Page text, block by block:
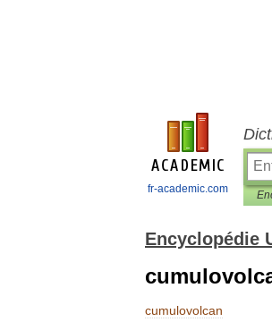
fr-academic.com
Encyclopédie
cumulovolcan